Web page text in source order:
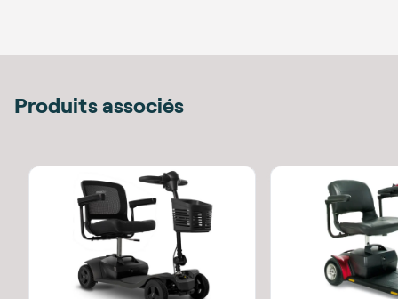
Produits associés